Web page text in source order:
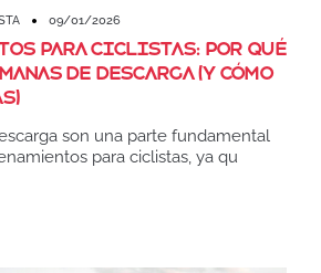
09/01/2026
para ciclistas: por qué
de descarga (y cómo
son una parte fundamental
para ciclistas, ya qu